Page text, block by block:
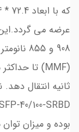
عرضه می
908 و